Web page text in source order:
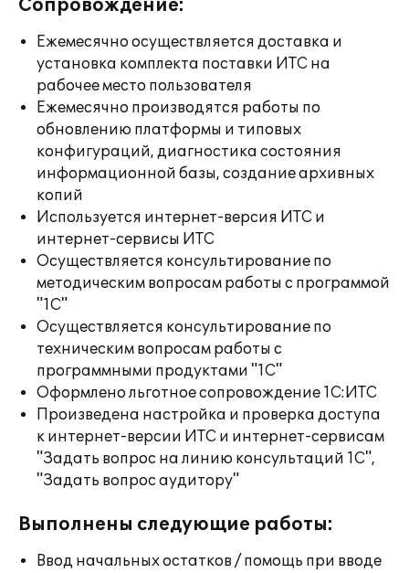
Сопровождение:
Ежемесячно осуществляется доставка и
установка комплекта поставки ИТС на
рабочее место пользователя
Ежемесячно производятся работы по
обновлению платформы и типовых
конфигураций, диагностика состояния
информационной базы, создание архивных
копий
Используется интернет-версия ИТС и
интернет-сервисы ИТС
Осуществляется консультирование по
методическим вопросам работы с программой
"1С"
Осуществляется консультирование по
техническим вопросам работы с
программными продуктами "1С"
Оформлено льготное сопровождение 1С:ИТС
Произведена настройка и проверка доступа
к интернет-версии ИТС и интернет-сервисам
"Задать вопрос на линию консультаций 1С",
"Задать вопрос аудитору"
Выполнены следующие работы:
Ввод начальных остатков / помощь при вводе